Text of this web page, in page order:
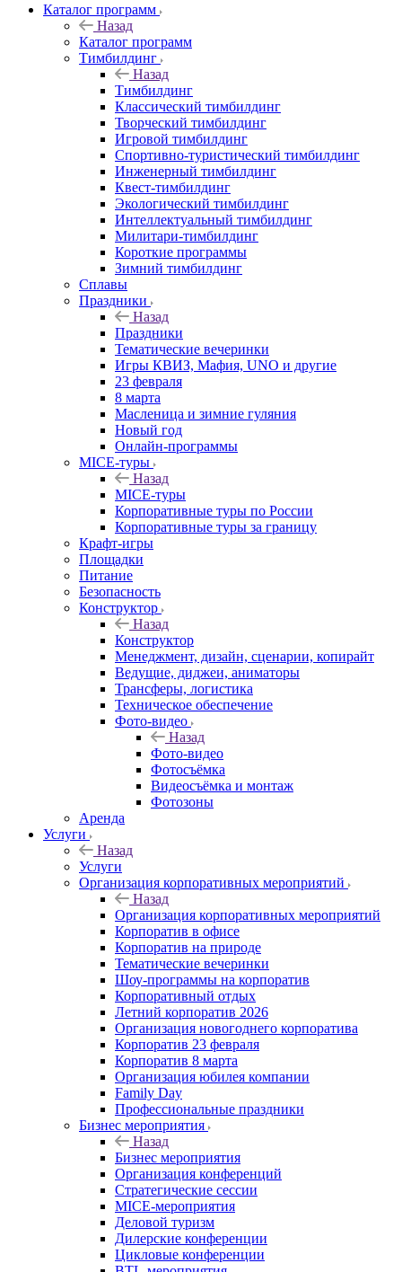
Каталог программ
Назад
Каталог программ
Тимбилдинг
Назад
Тимбилдинг
Классический тимбилдинг
Творческий тимбилдинг
Игровой тимбилдинг
Спортивно-туристический тимбилдинг
Инженерный тимбилдинг
Квест-тимбилдинг
Экологический тимбилдинг
Интеллектуальный тимбилдинг
Милитари-тимбилдинг
Короткие программы
Зимний тимбилдинг
Сплавы
Праздники
Назад
Праздники
Тематические вечеринки
Игры КВИЗ, Мафия, UNO и другие
23 февраля
8 марта
Масленица и зимние гуляния
Новый год
Онлайн-программы
MICE‑туры
Назад
MICE‑туры
Корпоративные туры по России
Корпоративные туры за границу
Крафт-игры
Площадки
Питание
Безопасность
Конструктор
Назад
Конструктор
Менеджмент, дизайн, сценарии, копирайт
Ведущие, диджеи, аниматоры
Трансферы, логистика
Техническое обеспечение
Фото-видео
Назад
Фото-видео
Фотосъёмка
Видеосъёмка и монтаж
Фотозоны
Аренда
Услуги
Назад
Услуги
Организация корпоративных мероприятий
Назад
Организация корпоративных мероприятий
Корпоратив в офисе
Корпоратив на природе
Тематические вечеринки
Шоу-программы на корпоратив
Корпоративный отдых
Летний корпоратив 2026
Организация новогоднего корпоратива
Корпоратив 23 февраля
Корпоратив 8 марта
Организация юбилея компании
Family Day
Профессиональные праздники
Бизнес мероприятия
Назад
Бизнес мероприятия
Организация конференций
Стратегические сессии
MICE-мероприятия
Деловой туризм
Дилерские конференции
Цикловые конференции